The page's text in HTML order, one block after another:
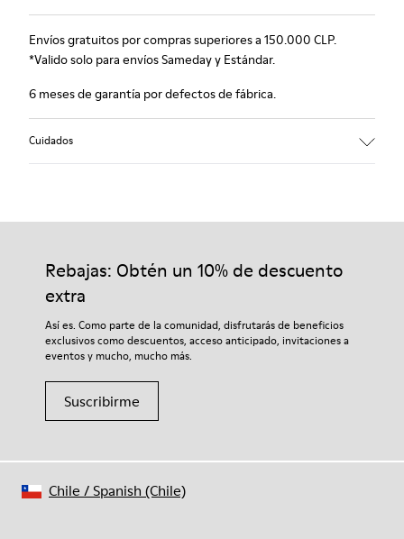
Envíos gratuitos por compras superiores a 150.000 CLP.
*Valido solo para envíos Sameday y Estándar.
6 meses de garantía por defectos de fábrica.
Cuidados
Rebajas: Obtén un 10% de descuento
extra
Así es. Como parte de la comunidad, disfrutarás de beneficios
exclusivos como descuentos, acceso anticipado, invitaciones a
eventos y mucho, mucho más.
Suscribirme
Chile /Spanish (Chile)